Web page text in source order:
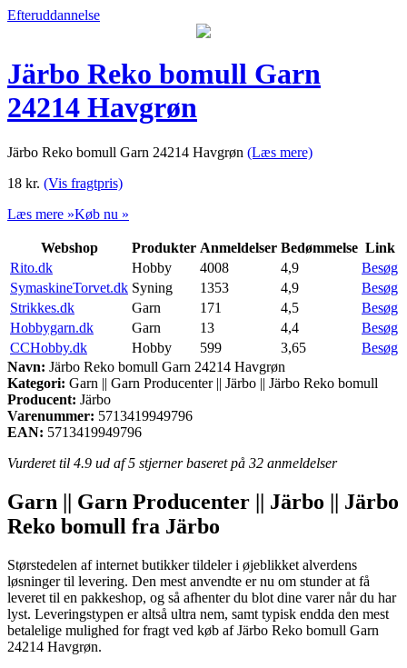
Efteruddannelse
Järbo Reko bomull Garn
24214 Havgrøn
Järbo Reko bomull Garn 24214 Havgrøn (Læs mere)
18 kr. (Vis fragtpris)
Læs mere »Køb nu »
Webshop Produkter Anmeldelser Bedømmelse Link
Rito.dk
Hobby 4008 4,9
Besøg
SymaskineTorvet.dk Syning 1353 4,9
Besøg
Strikkes.dk
Garn 171 4,5
Besøg
Hobbygarn.dk
Garn 13 4,4
Besøg
CCHobby.dk
Hobby 599 3,65
Besøg
Navn: Järbo Reko bomull Garn 24214 Havgrøn
Kategori: Garn || Garn Producenter || Järbo || Järbo Reko bomull
Producent: Järbo
Varenummer: 5713419949796
EAN: 5713419949796
Vurderet til 4.9 ud af 5 stjerner baseret på 32 anmeldelser
Garn || Garn Producenter || Järbo || Järbo
Reko bomull fra Järbo
Størstedelen af internet butikker tildeler i øjeblikket alverdens
løsninger til levering. Den mest anvendte er nu om stunder at få
leveret til en pakkeshop, og så afhenter du blot dine varer når du har
lyst. Leveringstypen er altså ultra nem, samt typisk endda den mest
betalelige mulighed for fragt ved køb af Järbo Reko bomull Garn
24214 Havgrøn.